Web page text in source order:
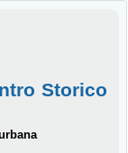
Storico